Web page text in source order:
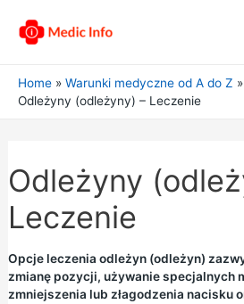
Home Warunki medyczne od A do Z
Odleżyny (odleżyny) – Leczenie
Odleżyny
Leczenie
Opcje leczenia odleżyn (odleżyn)
zmianę pozycji, używanie specjalnych
zmniejszenia lub złagodzenia nacisku